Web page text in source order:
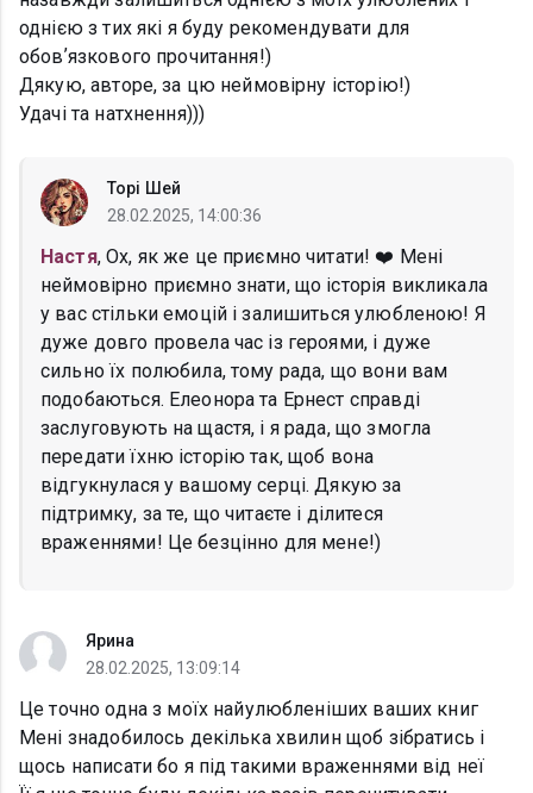
однією з тих які я буду рекомендувати для
обовʼязкового прочитання!)
Дякую, авторе, за цю неймовірну історію!)
Удачі та натхнення)))
Торі Шей
28.02.2025, 14:00:36
Настя, Ох, як же це приємно читати! ❤️ Мені
неймовірно приємно знати, що історія викликала
у вас стільки емоцій і залишиться улюбленою! Я
дуже довго провела час із героями, і дуже
сильно їх полюбила, тому рада, що вони вам
подобаються. Елеонора та Ернест справді
заслуговують на щастя, і я рада, що змогла
передати їхню історію так, щоб вона
відгукнулася у вашому серці. Дякую за
підтримку, за те, що читаєте і ділитеся
враженнями! Це безцінно для мене!)
Ярина
28.02.2025, 13:09:14
Це точно одна з моїх найулюбленіших ваших книг
Мені знадобилось декілька хвилин щоб зібратись і
щось написати бо я під такими враженнями від неї